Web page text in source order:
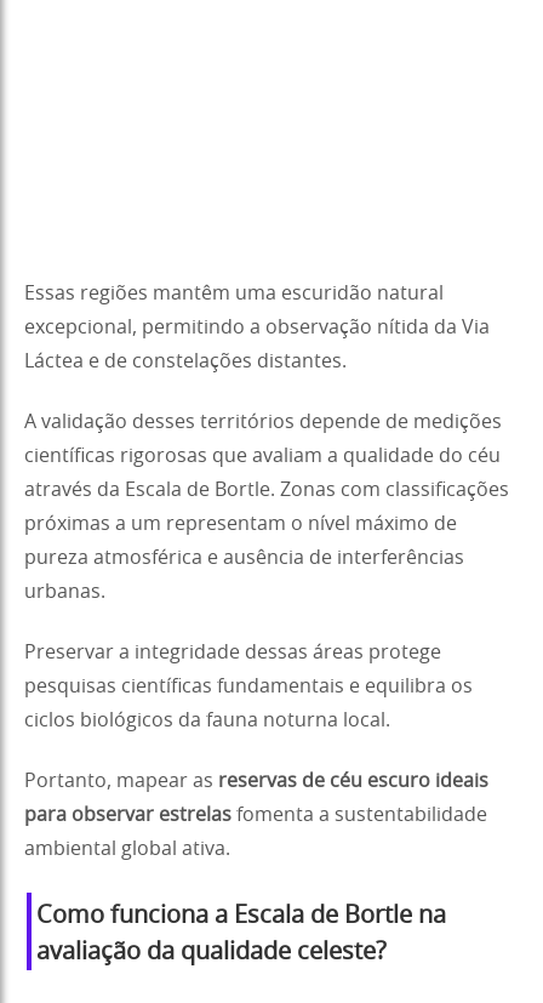
Essas regiões mantêm uma escuridão natural
excepcional, permitindo a observação nítida da Via
Láctea e de constelações distantes.
A validação desses territórios depende de medições
científicas rigorosas que avaliam a qualidade do céu
através da Escala de Bortle. Zonas com classificações
próximas a um representam o nível máximo de
pureza atmosférica e ausência de interferências
urbanas.
Preservar a integridade dessas áreas protege
pesquisas científicas fundamentais e equilibra os
ciclos biológicos da fauna noturna local.
Portanto, mapear as reservas de céu escuro ideais
para observar estrelas fomenta a sustentabilidade
ambiental global ativa.
Como funciona a Escala de Bortle na
avaliação da qualidade celeste?